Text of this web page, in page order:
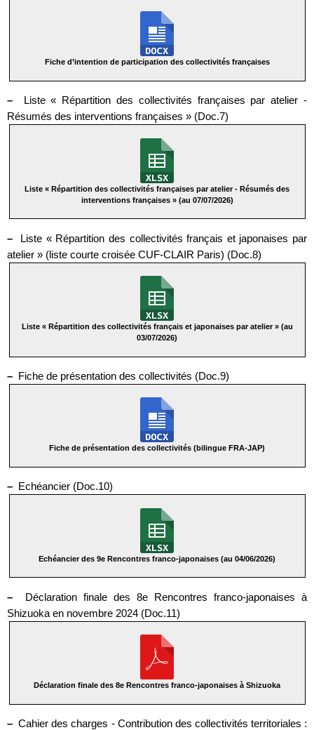
Fiche d’intention de participation des collectivités françaises
– Liste « Répartition des collectivités françaises par atelier -
Résumés des interventions françaises » (Doc.7)
Liste « Répartition des collectivités françaises par atelier - Résumés des
interventions françaises » (au 07/07/2026)
– Liste « Répartition des collectivités français et japonaises par
atelier » (liste courte croisée CUF-CLAIR Paris) (Doc.8)
Liste « Répartition des collectivités français et japonaises par atelier » (au
03/07/2026)
– Fiche de présentation des collectivités (Doc.9)
Fiche de présentation des collectivités (bilingue FRA-JAP)
– Echéancier (Doc.10)
Echéancier des 9e Rencontres franco-japonaises (au 04/06/2026)
– Déclaration finale des 8e Rencontres franco-japonaises à
Shizuoka en novembre 2024 (Doc.11)
Déclaration finale des 8e Rencontres franco-japonaises à Shizuoka
– Cahier des charges - Contribution des collectivités territoriales :